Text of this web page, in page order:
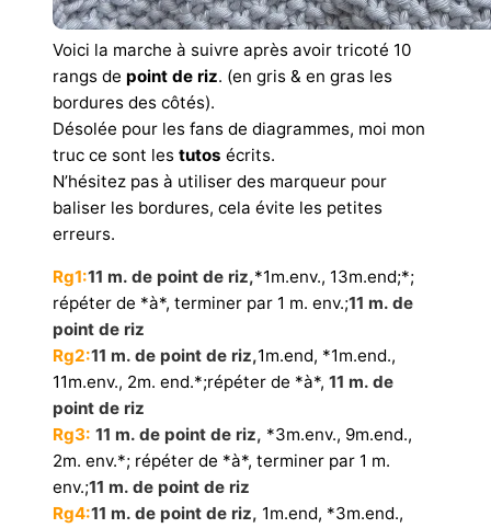
Voici la marche à suivre après avoir tricoté 10
rangs de point de riz. (en gris & en gras les
bordures des côtés).
Désolée pour les fans de diagrammes, moi mon
truc ce sont les tutos écrits.
N’hésitez pas à utiliser des marqueur pour
baliser les bordures, cela évite les petites
erreurs.
Rg1:11 m. de point de riz,*1m.env., 13m.end;*;
répéter de *à*, terminer par 1 m. env.;11 m. de
point de riz
Rg2:11 m. de point de riz,1m.end, *1m.end.,
11m.env., 2m. end.*;répéter de *à*, 11 m. de
point de riz
Rg3: 11 m. de point de riz, *3m.env., 9m.end.,
2m. env.*; répéter de *à*, terminer par 1 m.
env.;11 m. de point de riz
Rg4:11 m. de point de riz, 1m.end, *3m.end.,